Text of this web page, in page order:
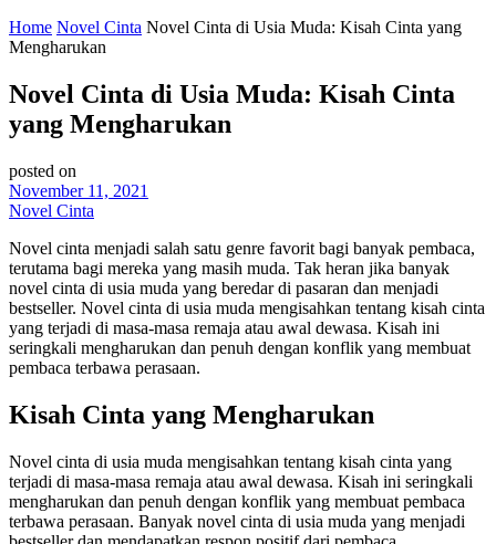
Home Novel Cinta Novel Cinta di Usia Muda: Kisah Cinta yang
Mengharukan
Novel Cinta di Usia Muda: Kisah Cinta
yang Mengharukan
posted on
November 11, 2021
Novel Cinta
Novel cinta menjadi salah satu genre favorit bagi banyak pembaca,
terutama bagi mereka yang masih muda. Tak heran jika banyak
novel cinta di usia muda yang beredar di pasaran dan menjadi
bestseller. Novel cinta di usia muda mengisahkan tentang kisah cinta
yang terjadi di masa-masa remaja atau awal dewasa. Kisah ini
seringkali mengharukan dan penuh dengan konflik yang membuat
pembaca terbawa perasaan.
Kisah Cinta yang Mengharukan
Novel cinta di usia muda mengisahkan tentang kisah cinta yang
terjadi di masa-masa remaja atau awal dewasa. Kisah ini seringkali
mengharukan dan penuh dengan konflik yang membuat pembaca
terbawa perasaan. Banyak novel cinta di usia muda yang menjadi